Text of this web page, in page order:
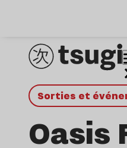
Sorties et
Oasis